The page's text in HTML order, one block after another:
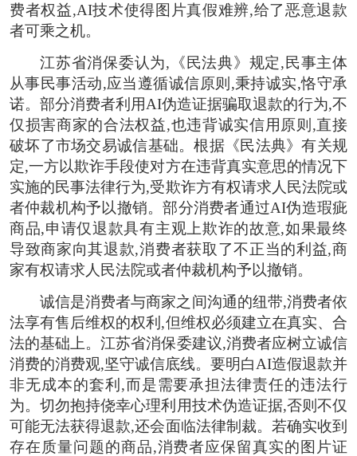
费者权益,AI技术使得图片真假难辨,给了恶意退款
者可乘之机。
江苏省消保委认为,《民法典》规定,民事主体
从事民事活动,应当遵循诚信原则,秉持诚实,恪守承
诺。部分消费者利用AI伪造证据骗取退款的行为,不
仅损害商家的合法权益,也违背诚实信用原则,直接
破坏了市场交易诚信基础。根据《民法典》有关规
定,一方以欺诈手段使对方在违背真实意思的情况下
实施的民事法律行为,受欺诈方有权请求人民法院或
者仲裁机构予以撤销。部分消费者通过AI伪造瑕疵
商品,申请仅退款具有主观上欺诈的故意,如果最终
导致商家向其退款,消费者获取了不正当的利益,商
家有权请求人民法院或者仲裁机构予以撤销。
诚信是消费者与商家之间沟通的纽带,消费者依
法享有售后维权的权利,但维权必须建立在真实、合
法的基础上。江苏省消保委建议,消费者应树立诚信
消费的消费观,坚守诚信底线。要明白AI造假退款并
非无成本的套利,而是需要承担法律责任的违法行
为。切勿抱持侥幸心理利用技术伪造证据,否则不仅
可能无法获得退款,还会面临法律制裁。若确实收到
存在质量问题的商品,消费者应保留真实的图片证